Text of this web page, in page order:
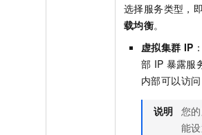
选择服务类型，
载均衡。
虚拟集群 IP
部 IP 暴露服
内部可以访
说明 您
能